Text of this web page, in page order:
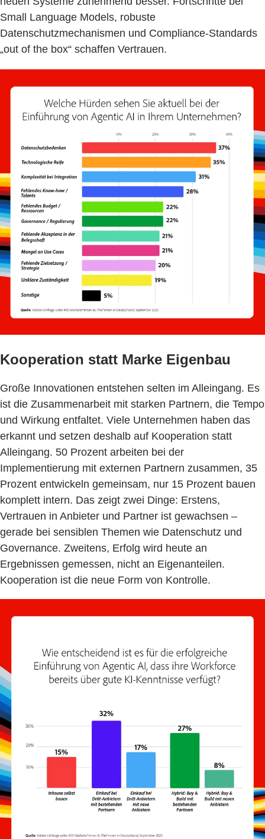
Small Language Models, robuste
Datenschutzmechanismen und Compliance-Standards
„out of the box“ schaffen Vertrauen.
Kooperation statt Marke Eigenbau
Große Innovationen entstehen selten im Alleingang. Es
ist die Zusammenarbeit mit starken Partnern, die Tempo
und Wirkung entfaltet. Viele Unternehmen haben das
erkannt und setzen deshalb auf Kooperation statt
Alleingang. 50 Prozent arbeiten bei der
Implementierung mit externen Partnern zusammen, 35
Prozent entwickeln gemeinsam, nur 15 Prozent bauen
komplett intern. Das zeigt zwei Dinge: Erstens,
Vertrauen in Anbieter und Partner ist gewachsen –
gerade bei sensiblen Themen wie Datenschutz und
Governance. Zweitens, Erfolg wird heute an
Ergebnissen gemessen, nicht an Eigenanteilen.
Kooperation ist die neue Form von Kontrolle.